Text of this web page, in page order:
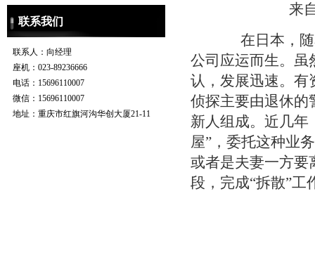
联系我们
联系人： 向经理
座机： 023-89236666
电话： 15696110007
微信： 15696110007
地址： 重庆市红旗河沟华创大厦21-11
来
在日本，随着
公司应运而生。虽
认，发展迅速。有
侦探主要由退休的
新人组成。近几年
屋”，委托这种业
或者是夫妻一方要
段，完成“拆散”工